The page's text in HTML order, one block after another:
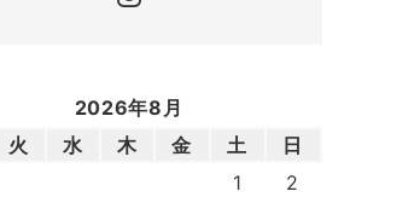
2026年8月
火 水 木 金 土
日
1
2